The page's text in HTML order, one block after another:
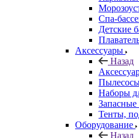
Спа-
Детские
Аксессуары
Назад
Наборы
Запасные
Тенты,
Оборудование
Назад